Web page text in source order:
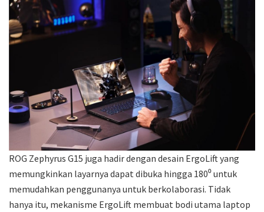
ROG Zephyrus G15 juga hadir dengan desain ErgoLift yang
memungkinkan layarnya dapat dibuka hingga 180⁰ untuk
memudahkan penggunanya untuk berkolaborasi. Tidak
hanya itu, mekanisme ErgoLift membuat bodi utama laptop